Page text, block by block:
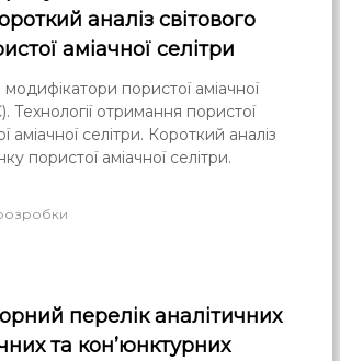
аналіз світового
аміачної селітри
пористої аміачної
Технології отримання пористої
аміачної селітри. Короткий аналіз
пористої аміачної селітри.
перелік аналітичних
та кон’юнктурних